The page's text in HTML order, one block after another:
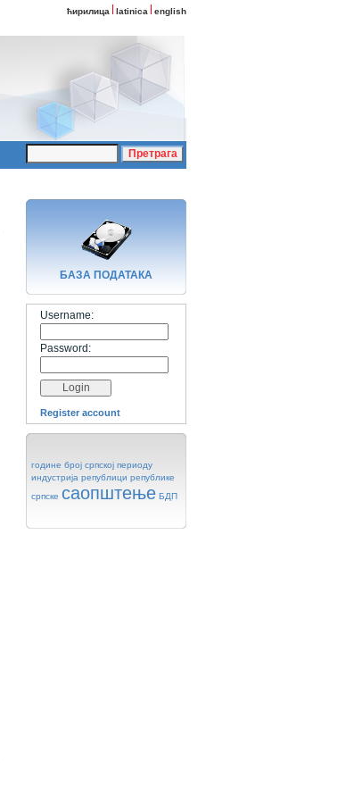
ћирилица latinica english
БАЗA ПОДАТАКА
Username:
Password:
Register account
године број српској периоду
индустрија републици републике
српске саопштење БДП